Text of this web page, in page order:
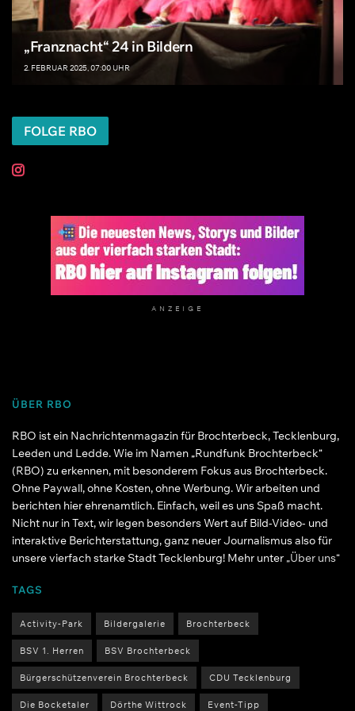
„Franznacht“ 24 in Bildern
2. FEBRUAR 2025, 07:00 UHR
FOLGE RBO
ANZEIGE
ÜBER RBO
RBO ist ein Nachrichtenmagazin für Brochterbeck, Tecklenburg,
Leeden und Ledde. Wie im Namen „Rundfunk Brochterbeck“
(RBO) zu erkennen, mit besonderem Fokus aus Brochterbeck.
Ohne Paywall, ohne Kosten, ohne Werbung. Wir arbeiten und
berichten hier ehrenamtlich. Einfach, weil es uns Spaß macht.
Nicht nur in Text, wir legen besonders Wert auf Bild-Video- und
interaktive Berichterstattung, ganz neuer Journalismus also für
unsere vierfach starke Stadt Tecklenburg! Mehr unter „Über uns“
TAGS
Activity-Park Bildergalerie Brochterbeck
BSV 1. Herren BSV Brochterbeck
Bürgerschützenverein Brochterbeck CDU Tecklenburg
Die Bocketaler Dörthe Wittrock Event-Tipp